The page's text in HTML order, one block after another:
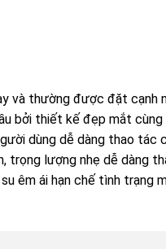
và thường được đặt cạnh
bởi thiết kế đẹp mắt
dùng dễ dàng thao tác
trọng lượng nhẹ dễ dàng
êm ái hạn chế tình trạng